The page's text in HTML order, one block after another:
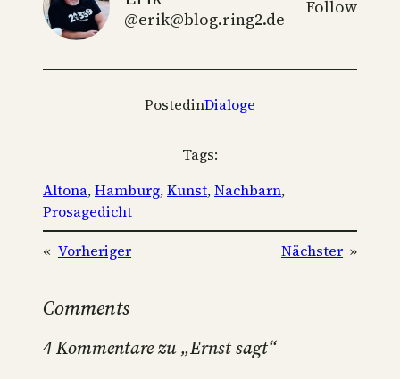
@erik@blog.ring2.de
Follow
PostedinDialoge
Tags:
Altona, Hamburg, Kunst, Nachbarn
Prosagedicht
« Vorheriger Nächster »
Comments
4 Kommentare zu „Ernst sagt“